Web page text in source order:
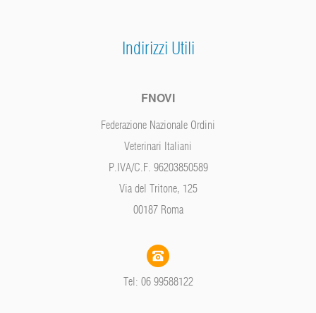
Indirizzi Utili
FNOVI
Federazione Nazionale Ordini
Veterinari Italiani
P.IVA/C.F. 96203850589
Via del Tritone, 125
00187 Roma
Tel: 06 99588122